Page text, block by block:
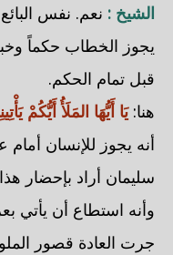
الشيخ : نعم. نفس
يجوز الخطاب حكماً
قبل تمام الحكم.
هنا:يَا أَيُّهَا المَلَأُ أَيُّكُمْ
أنه يجوز للإنسان
سليمان أراد بإحضار
وأنه استطاع أن يأتي
جرت العادة قصور